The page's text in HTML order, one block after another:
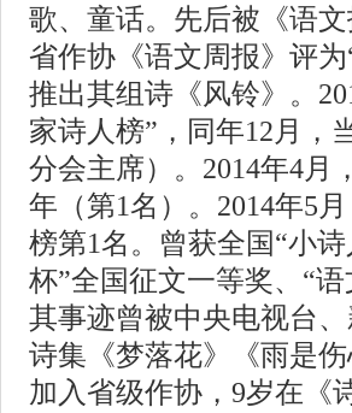
歌、童话。先后被《语
省作协《语文周报》评
推出其组诗《风铃》。
家诗人榜”，同年12月，
分会主席）。2014年4月
年（第1名）。2014年5
榜第1名。曾获全国“小
杯”全国征文一等奖、“
其事迹曾被中央电视台
诗集《梦落花》《雨是
加入省级作协，9岁在《